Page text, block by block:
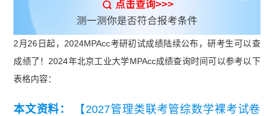
2月26日起，2024MPAcc考研初试成绩陆续公布，研考生可以查
成绩了！2024年北京工业大学MPAcc成绩查询时间可以参考以下
表格内容：
本文资料：
【2027管理类联考管综数学裸考试卷